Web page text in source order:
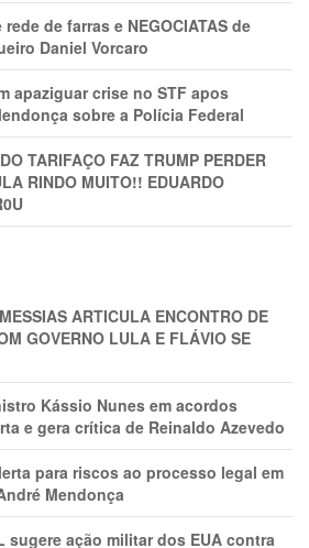
de farras e NEGOCIATAS de
Daniel Vorcaro
apaziguar crise no STF apos
sobre a Polícia Federal
TARIFAÇO FAZ TRUMP PERDER
RINDO MUITO!! EDUARDO
ARTICULA ENCONTRO DE
GOVERNO LULA E FLÁVIO SE
Kássio Nunes em acordos
e gera crítica de Reinaldo Azevedo
para riscos ao processo legal em
Mendonça
sugere ação militar dos EUA contra